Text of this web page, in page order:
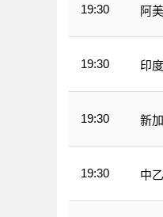
19:30 阿
19:30 印
19:30 新
19:30 中乙